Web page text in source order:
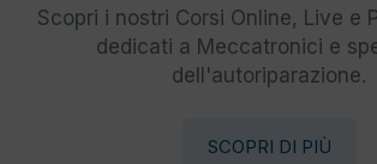
Scopri i nostri Corsi Online, Live e
dedicati a Meccatronici e
dell'autoriparazione.
SCOPRI DI PIÙ